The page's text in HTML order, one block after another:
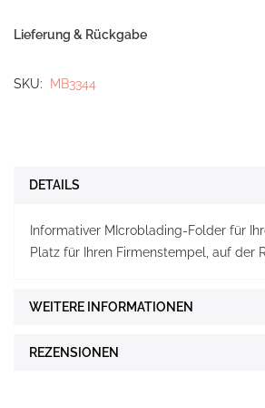
Lieferung & Rückgabe
SKU MB3344
DETAILS
Informativer MIcroblading-Folder für
Platz für Ihren Firmenstempel, auf der
WEITERE INFORMATIONEN
REZENSIONEN